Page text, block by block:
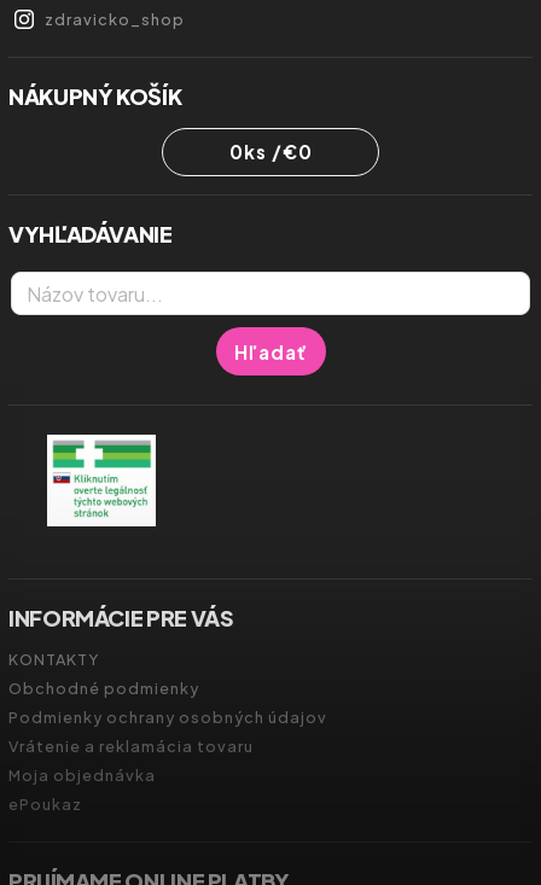
zdravicko_shop
NÁKUPNÝ KOŠÍK
0ks /€0
VYHĽADÁVANIE
Hľadať
INFORMÁCIE PRE VÁS
KONTAKTY
Obchodné podmienky
Podmienky ochrany osobných údajov
Vrátenie a reklamácia tovaru
Moja objednávka
ePoukaz